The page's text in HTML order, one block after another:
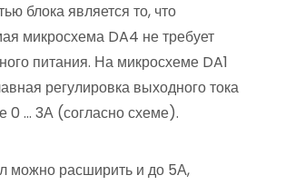
блока является то, что
микросхема DA4 не требует
питания. На микросхеме DA1
регулировка выходного тока
0 … 3А (согласно схеме).
можно расширить и до 5А,